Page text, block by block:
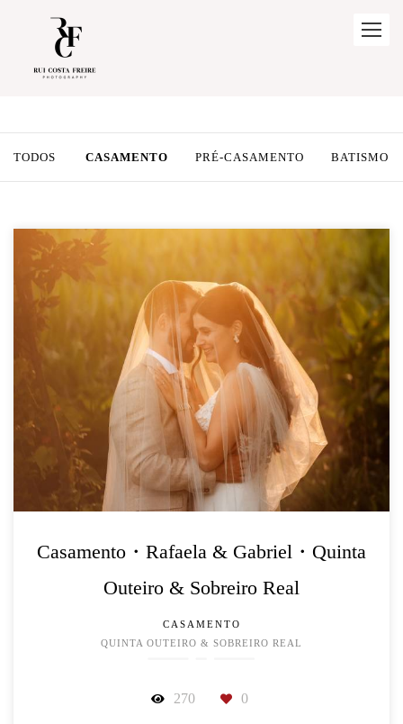
TODOS CASAMENTO PRÉ-CASAMENTO BATISMO
Casamento・Rafaela & Gabriel・Quinta
Outeiro & Sobreiro Real
CASAMENTO
QUINTA OUTEIRO & SOBREIRO REAL
270 0